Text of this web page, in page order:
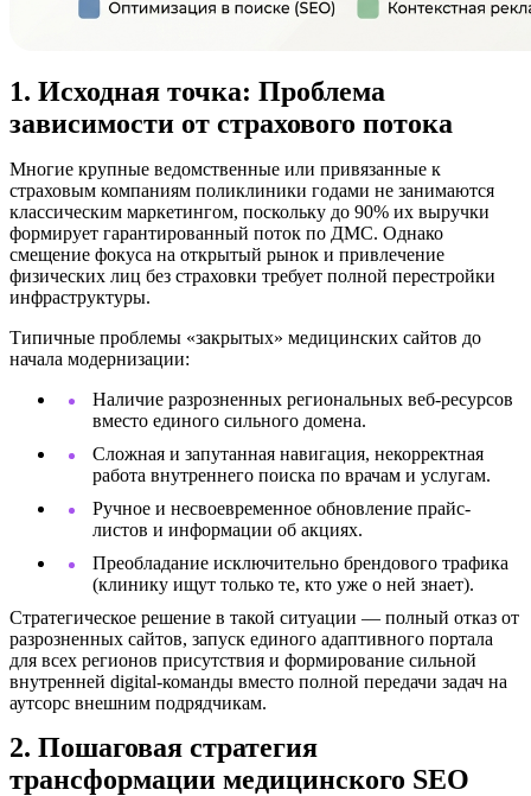
1. Исходная точка: Проблема
зависимости от страхового потока
Многие крупные ведомственные или привязанные к
страховым компаниям поликлиники годами не занимаются
классическим маркетингом, поскольку до 90% их выручки
формирует гарантированный поток по ДМС. Однако
смещение фокуса на открытый рынок и привлечение
физических лиц без страховки требует полной перестройки
инфраструктуры.
Типичные проблемы «закрытых» медицинских сайтов до
начала модернизации:
Наличие разрозненных региональных веб-ресурсов
вместо единого сильного домена.
Сложная и запутанная навигация, некорректная
работа внутреннего поиска по врачам и услугам.
Ручное и несвоевременное обновление прайс-
листов и информации об акциях.
Преобладание исключительно брендового трафика
(клинику ищут только те, кто уже о ней знает).
Стратегическое решение в такой ситуации — полный отказ от
разрозненных сайтов, запуск единого адаптивного портала
для всех регионов присутствия и формирование сильной
внутренней digital-команды вместо полной передачи задач на
аутсорс внешним подрядчикам.
2. Пошаговая стратегия
трансформации медицинского SEO